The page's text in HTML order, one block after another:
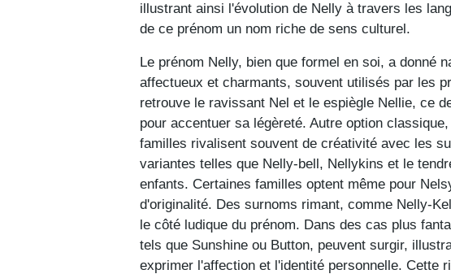
illustrant ainsi l'évolution de Nelly à travers les
de ce prénom un nom riche de sens culturel.
Le prénom Nelly, bien que formel en soi, a donné
affectueux et charmants, souvent utilisés par les
retrouve le ravissant Nel et le espiègle Nellie, ce
pour accentuer sa légèreté. Autre option
familles rivalisent souvent de créativité avec les
variantes telles que Nelly-bell, Nellykins et le
enfants. Certaines familles optent même pour
d'originalité. Des surnoms rimant, comme Nelly-
le côté ludique du prénom. Dans des cas plus
tels que Sunshine ou Button, peuvent surgir,
exprimer l'affection et l'identité personnelle. Cette